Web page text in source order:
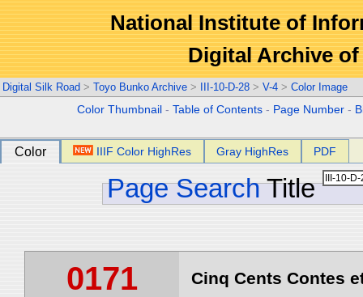
National Institute of
Digital Archive
Digital Silk Road > Toyo Bunko Archive > III-10-D-28 > V-4 > Color Image
Color Thumbnail -Table of Contents - Page Number -
Color IIIF Color HighRes Gray HighRes PDF
Page Search Title
0171 Cinq Cents Contes